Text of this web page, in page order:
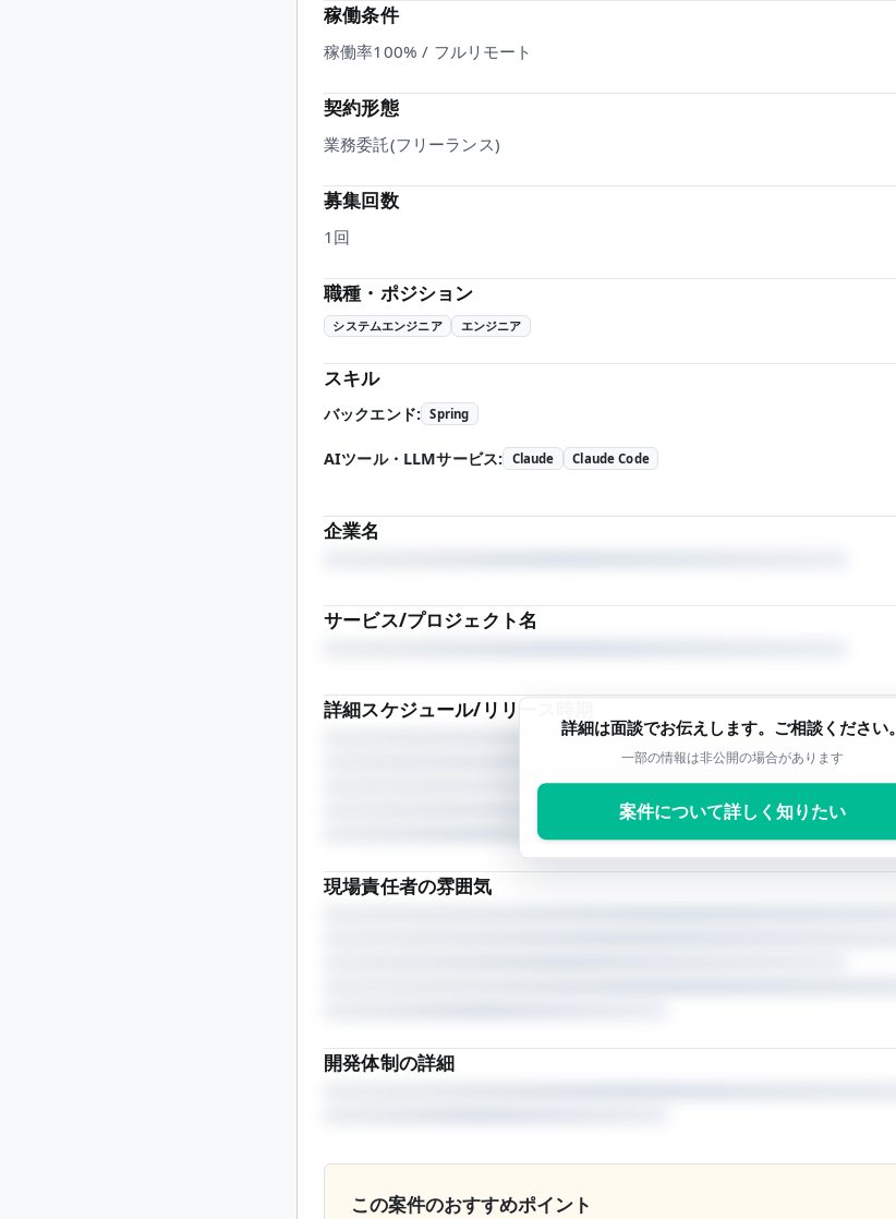
稼働条件
稼働率100% / フルリモート
契約形態
業務委託(フリーランス)
募集回数
1回
職種・ポジション
システムエンジニア エンジニア
スキル
バックエンド: Spring
AIツール・LLMサービス: Claude Claude Code
企業名
サービス/プロジェクト名
詳細スケジュール/リリース時期
現場責任者の雰囲気
開発体制の詳細
詳細は面談でお伝えします。ご相談ください。
一部の情報は非公開の場合があります
案件について詳しく知りたい
この案件のおすすめポイント